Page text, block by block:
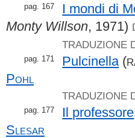
pag. 167 I mondi di
Monty Willson, 1971)
TRADUZIONE
pag. 171 Pulcinella (
Pohl
TRADUZIONE
pag. 177 Il professore
Slesar